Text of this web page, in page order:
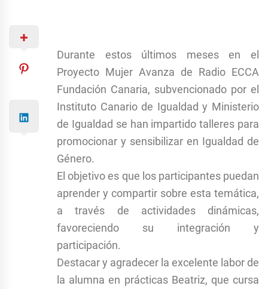
Durante estos últimos meses en el
Proyecto Mujer Avanza de Radio ECCA
Fundación Canaria, subvencionado por el
Instituto Canario de Igualdad y Ministerio
de Igualdad se han impartido talleres para
promocionar y sensibilizar en Igualdad de
Género.
El objetivo es que los participantes puedan
aprender y compartir sobre esta temática,
a través de actividades dinámicas,
favoreciendo su integración y
participación.
Destacar y agradecer la excelente labor de
la alumna en prácticas Beatriz, que cursa